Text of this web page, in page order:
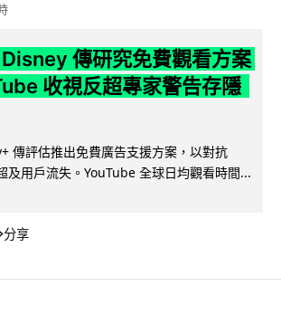
傳研究免費觀看方案
收視反超專家警告存隱
傳評估推出免費廣告支援方案，以對抗
及用戶流失。YouTube 全球日均觀看時間...
分享